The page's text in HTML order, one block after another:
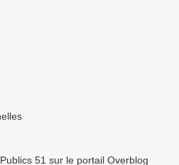
51 sur le portail Overblog